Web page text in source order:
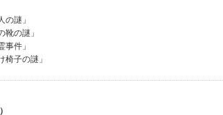
の謎」
靴の謎」
事件」
椅子の謎」